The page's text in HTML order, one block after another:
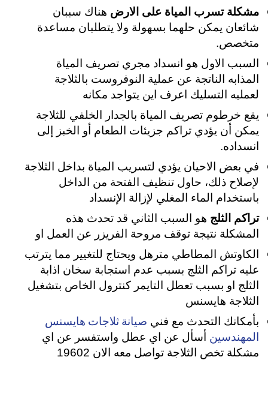
مشكلة تسرب المياة على الارض هناك سببان
شائعان يمكن حلهما بسهولة ولا يتطلبان مساعدة
متخصص.
السبب الاول هو انسداد مجري تصريف المياة
المذابه الناتجة عن عملية النوفروست بالثلاجة
لعمليه التسليك اعرف اين يتواجد مكانه
يقع خرطوم تصريف المياة بالجدار الخلفي للثلاجة
يمكن أن يؤدي تراكم جزيئات الطعام أو الخبز إلى
انسداده.
في بعض الاحيان يؤدي لتسريب المياة بداخل الثلاجة
لإصلاح ذلك، حاول تنظيف الفتحة من الداخل
باستخدام الماء المغلي لإزالة الإنسداد
تراكم الثلج هو السبب الثاني قد تحدث هذه
المشكلة نتيجة توقف مروحة الفريزر عن العمل او
الكاوتش المطاطي مترهل ويحتاج للتغيير مما يترتب
عليه تراكم الثلج بسبب عدم استجابة سخان اذابة
الثلج او بسبب تعطل التايمر كنترول الخاص بتشغيل
الثلاجة هايسنس
بأمكانك التحدث مع فني صيانة ثلاجات هايسنس
المهندسين أسأل عن اي عطل واستفسر عن اي
مشكلة تخص الثلاجة تواصل معه الان 19602